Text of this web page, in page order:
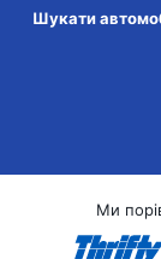
Шукати
Ми